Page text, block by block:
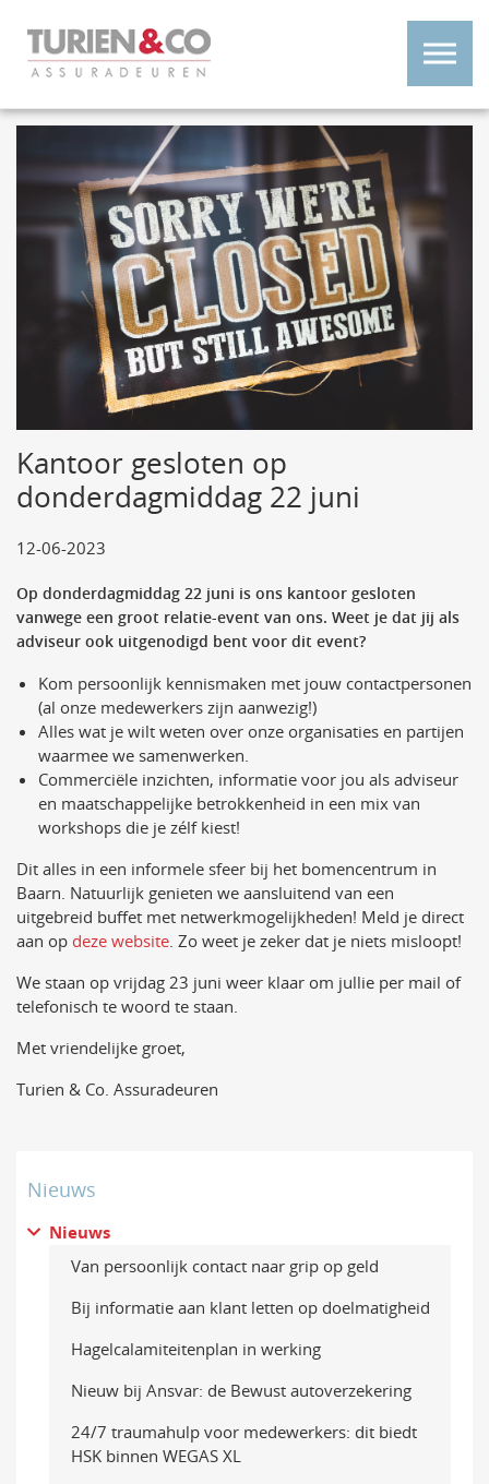
Kantoor gesloten op
donderdagmiddag 22 juni
12-06-2023
Op donderdagmiddag 22 juni is ons kantoor gesloten
vanwege een groot relatie-event van ons. Weet je dat jij als
adviseur ook uitgenodigd bent voor dit event?
Kom persoonlijk kennismaken met jouw contactpersonen
(al onze medewerkers zijn aanwezig!)
Alles wat je wilt weten over onze organisaties en partijen
waarmee we samenwerken.
Commerciële inzichten, informatie voor jou als adviseur
en maatschappelijke betrokkenheid in een mix van
workshops die je zélf kiest!
Dit alles in een informele sfeer bij het bomencentrum in
Baarn. Natuurlijk genieten we aansluitend van een
uitgebreid buffet met netwerkmogelijkheden! Meld je direct
aan op deze website . Zo weet je zeker dat je niets misloopt!
We staan op vrijdag 23 juni weer klaar om jullie per mail of
telefonisch te woord te staan.
Met vriendelijke groet,
Turien & Co. Assuradeuren
Nieuws
Nieuws
Van persoonlijk contact naar grip op geld
Bij informatie aan klant letten op doelmatigheid
Hagelcalamiteitenplan in werking
Nieuw bij Ansvar: de Bewust autoverzekering
24/7 traumahulp voor medewerkers: dit biedt
HSK binnen WEGAS XL